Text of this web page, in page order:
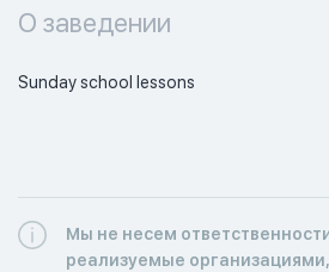
О заведении
Sunday school lessons
Мы не несем
реализуемые